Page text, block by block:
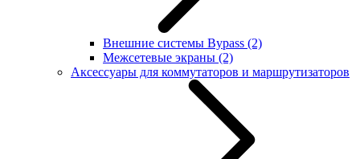
Внешние системы Bypass (2)
Межсетевые экраны (2)
Аксессуары для коммутаторов и маршрутизаторов